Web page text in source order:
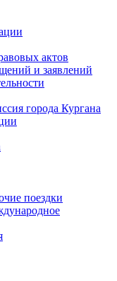
актов
и заявлений
города Кургана
поездки